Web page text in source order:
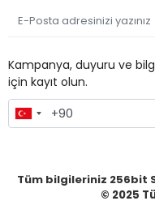
Kampanya, duyuru ve
için kayıt olun.
Tüm bilgileriniz 256bit
© 2025